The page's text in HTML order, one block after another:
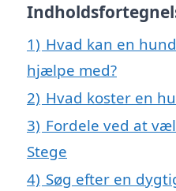
1) Hvad kan en
hjælpe med?
2) Hvad koster en
3) Fordele ved at
Stege
4) Søg efter en